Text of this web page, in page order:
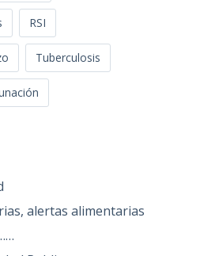
RSI
Tuberculosis
alertas alimentarias